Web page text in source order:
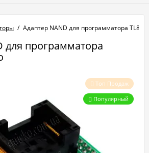
Адаптер NAND для программатора
для программатора
Топ Продаж
Популярный